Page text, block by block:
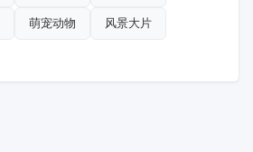
萌宠动物 风景大片